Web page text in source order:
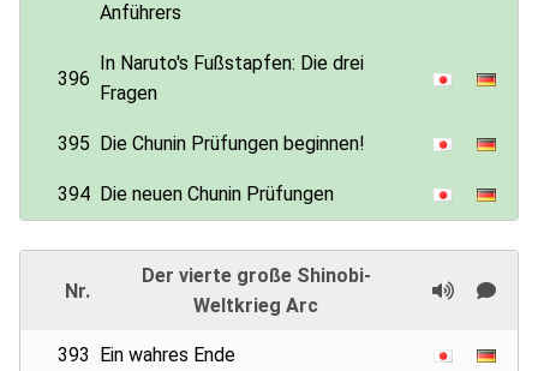
Anführers
396
In Naruto's Fußstapfen: Die drei
Fragen
395 Die Chunin Prüfungen beginnen!
394 Die neuen Chunin Prüfungen
Nr.
Der vierte große Shinobi-
Weltkrieg Arc
393 Ein wahres Ende